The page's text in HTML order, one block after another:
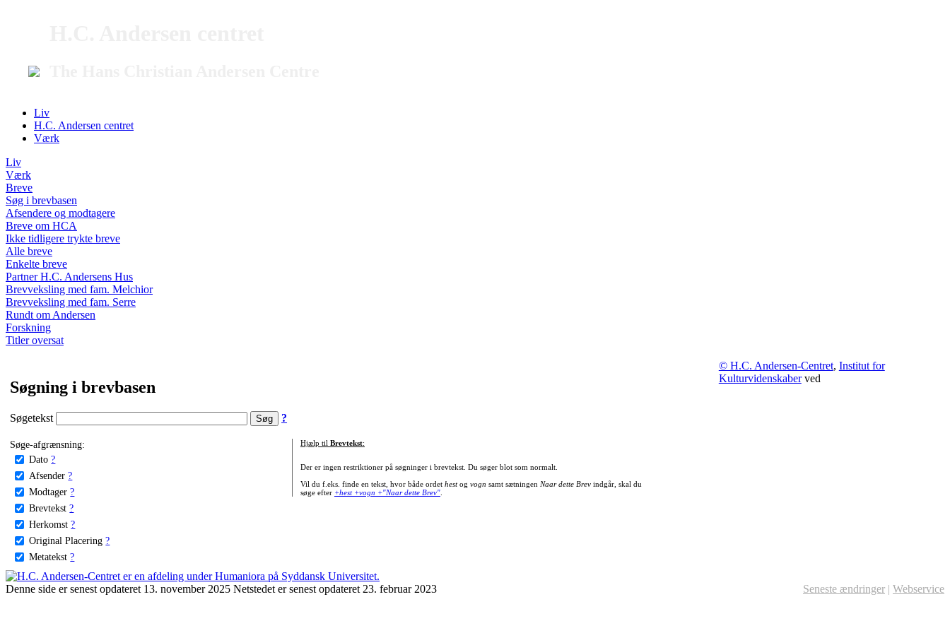
Liv
H.C. Andersen centret
Værk
Liv
Værk
Breve
Søg i brevbasen
Afsendere og modtagere
Breve om HCA
Ikke tidligere trykte breve
Alle breve
Enkelte breve
Partner H.C. Andersens Hus
Brevveksling med fam. Melchior
Brevveksling med fam. Serre
Rundt om Andersen
Forskning
Titler oversat
Søgning i brevbasen
Søgetekst ?
Søge-afgrænsning:
Dato ?
Afsender ?
Modtager ?
Brevtekst ?
Herkomst ?
Original Placering ?
Metatekst ?
Hjælp til Brevtekst:
Der er ingen restriktioner på søgninger i brevtekst. Du søger blot som normalt.
Vil du f.eks. finde en tekst, hvor både ordet hestog vogn samt sætningen Naar dette Brevindgår, skal du
søge efter +hest +vogn +"Naar dette Brev".
© H.C. Andersen-Centret, Institut for
Kulturvidenskaberved
Denne side er senest opdateret 13. november 2025 Netstedet er senest opdateret 23. februar 2023 Seneste ændringer | Webservice